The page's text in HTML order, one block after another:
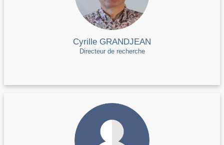
Cyrille GRANDJEAN
Directeur de recherche